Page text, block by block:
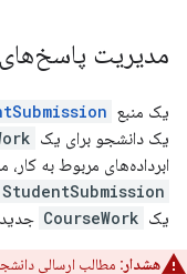
مدیریت
یک منبع
یک دانشجو برای یک
ابرداده‌های مربوط به
StudentSubmission
یک CourseWork
هشدار: مطالب ارسالی